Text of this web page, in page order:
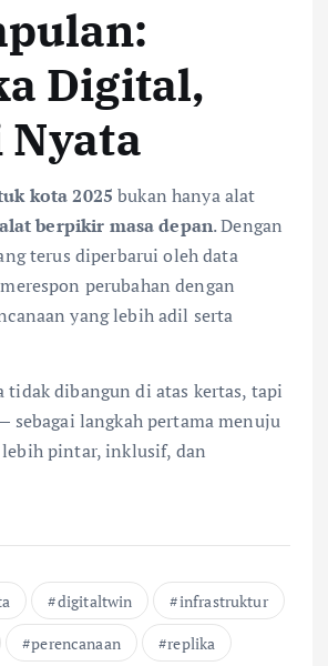
Digital,
Nyata
kota 2025 bukan hanya alat
alat berpikir masa depan. Dengan
terus diperbarui oleh data
perubahan dengan
yang lebih adil serta
tidak dibangun di atas kertas, tapi
sebagai langkah pertama menuju
pintar, inklusif, dan
digitaltwin
infrastruktur
perencanaan replika